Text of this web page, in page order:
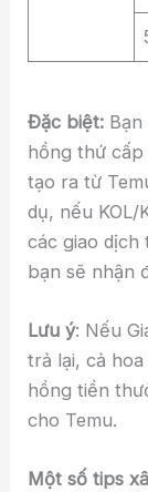
Đặc biệt:
hồng thứ cấp
tạo ra từ
dụ, nếu KOL/
các giao
bạn sẽ nhận
Lưu ý: Nếu
trả lại, cả
hồng tiền
cho Temu.
Một số tips